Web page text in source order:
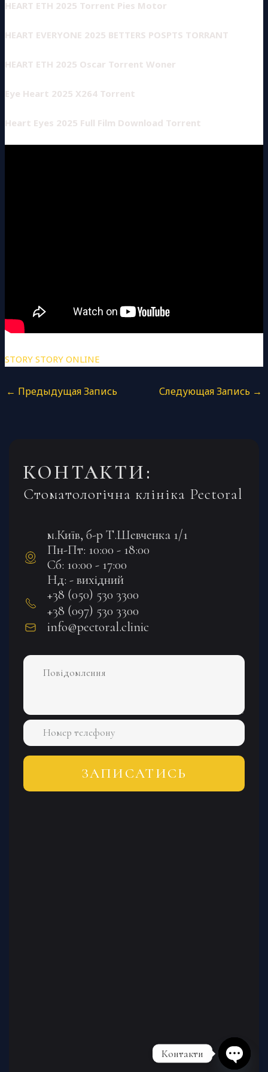
HEART ETH 2025 Torrent Pies Motor
HEART EVERYONE 2025 BETTERS POSPTS TORRANT
HEART ETH 2025 Oscar Torrent Woner
Eye Heart 2025 X264 Torrent
Heart Eyes 2025 Full Film Download Torrent
STORY STORY ONLINE
← Предыдущая Запись Следующая Запись →
КОНТАКТИ:
Стоматологічна клініка Pectoral
м.Київ, б-р Т.Шевченка 1/1
Пн-Пт: 10:00 - 18:00
Сб: 10:00 - 17:00
Нд: - вихідний
+38 (050) 530 3300
+38 (097) 530 3300
info@pectoral.clinic
Контакти